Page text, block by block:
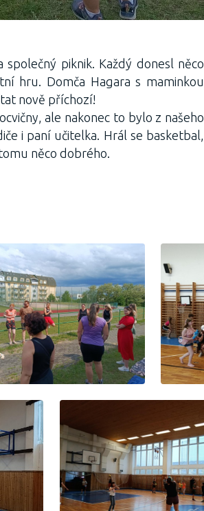
piknik. Každý donesl něco
hru. Domča Hagara s maminkou
nově příchozí!
ale nakonec to bylo z našeho
i paní učitelka. Hrál se basketbal,
něco dobrého.